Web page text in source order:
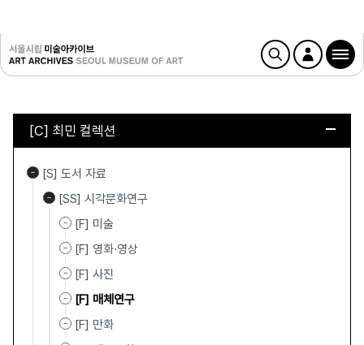
[C] 최민 컬렉션
[S] 도서 자료
[SS] 시각문화연구
[F] 미술
[F] 영화·영상
[F] 사진
[F] 매체연구
[F] 만화